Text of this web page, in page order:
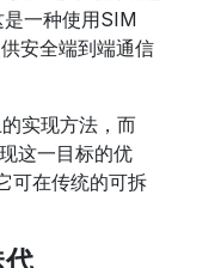
一种使用SIM
安全端到端通信
实现方法，而
这一目标的优
可在传统的可拆